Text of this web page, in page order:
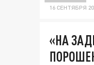
16 СЕНТЯБРЯ
«НА